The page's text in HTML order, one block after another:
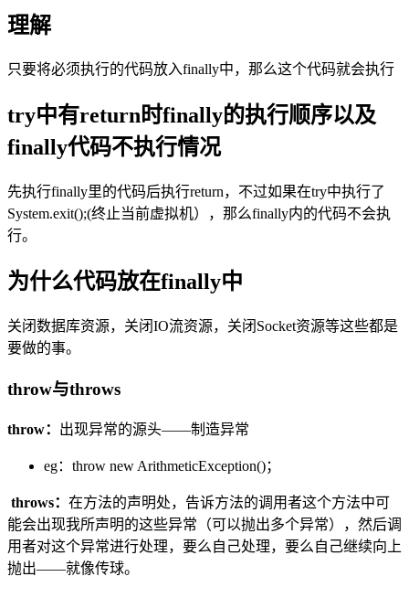
理解
只要将必须执行的代码放入finally中，那么这个代码就会执行
try中有return时finally的执行顺序以及
finally代码不执行情况
先执行finally里的代码后执行return，不过如果在try中执行了
System.exit();(终止当前虚拟机），那么finally内的代码不会执
行。
为什么代码放在finally中
关闭数据库资源，关闭IO流资源，关闭Socket资源等这些都是
要做的事。
throw与throws
throw： 出现异常的源头——制造异常
eg：throw new ArithmeticException()；
throws： 在方法的声明处，告诉方法的调用者这个方法中可
能会出现我所声明的这些异常（可以抛出多个异常），然后调
用者对这个异常进行处理，要么自己处理，要么自己继续向上
抛出——就像传球。